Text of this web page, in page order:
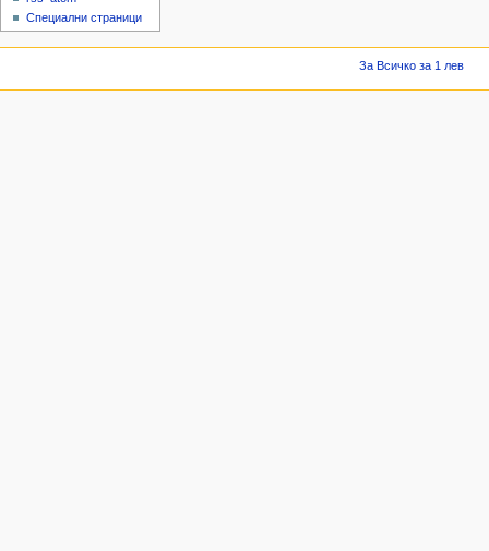
Специални страници
За Всичко за 1 лев